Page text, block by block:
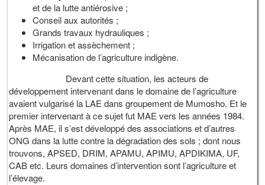
et de la lutte antiérosive ;
Conseil aux autorités ;
Grands travaux hydrauliques ;
Irrigation et assèchement ;
Mécanisation de l’agriculture indigène.
Devant cette situation, les acteurs de
développement intervenant dans le domaine de l’agriculture
avaient vulgarisé la LAE dans groupement de Mumosho. Et le
premier intervenant à ce sujet fut MAE vers les années 1984.
Après MAE, il s’est développé des associations et d’autres
ONG dans la lutte contre la dégradation des sols ; dont nous
trouvons, APSED, DRIM, APAMU, APIMU, APDIKIMA, UF,
CAB etc. Leurs domaines d’intervention sont l’agriculture et
l’élevage.